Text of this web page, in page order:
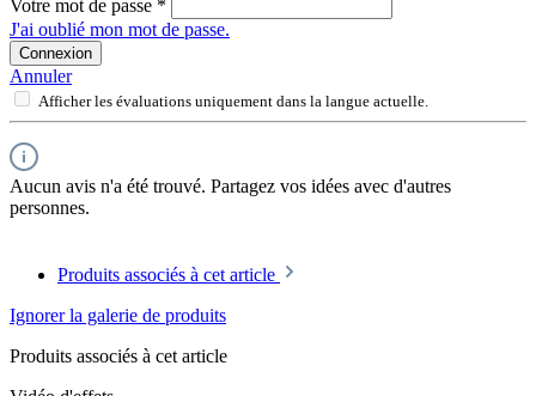
Votre mot de passe *
J'ai oublié mon mot de passe.
Connexion
Annuler
Afficher les évaluations uniquement dans la langue actuelle.
Aucun avis n'a été trouvé. Partagez vos idées avec d'autres
personnes.
Produits associés à cet article
Ignorer la galerie de produits
Produits associés à cet article